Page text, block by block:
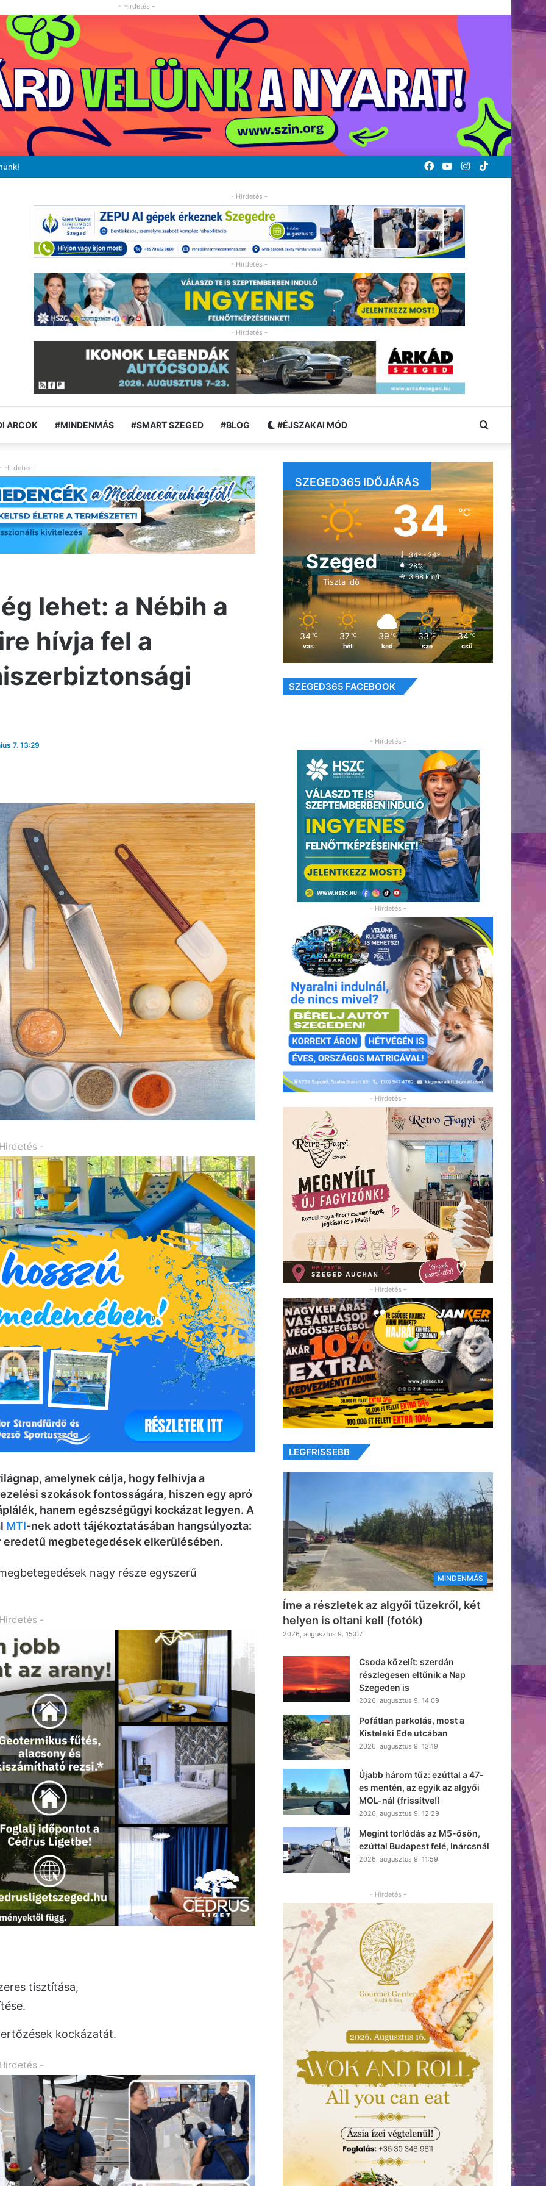
- Hirdetés -
TikTok
Instagram
YouTube
Facebook
- Hirdetés -
- Hirdetés -
- Hirdetés -
ARCOK #MINDENMÁS #SMART SZEGED #BLOG #ÉJSZAKAI MÓD Keresés:
- Hirdetés -
lehet: a Nébih a
hívja fel a
7. 13:29
-
amelynek célja, hogy felhívja a
szokások fontosságára, hiszen egy apró
hanem egészségügyi kockázat legyen. A
MTI-nek adott tájékoztatásában hangsúlyozta:
megbetegedések elkerülésében.
nagy része egyszerű
-
tisztítása,
kockázatát.
-
SZEGED365 IDŐJÁRÁS
Szeged
Tiszta idő
34℃
34º - 24º
28%
3.68 km/h
34 ℃
vas
37 ℃
hét
39 ℃
ked
33 ℃
sze
34 ℃
csü
SZEGED365 FACEBOOK
- Hirdetés -
- Hirdetés -
- Hirdetés -
- Hirdetés -
LEGFRISSEBB
MINDENMÁS
Íme a részletek az algyői tüzekről, két
helyen is oltani kell (fotók)
2026, augusztus 9. 15:07
Csoda közelít: szerdán
részlegesen eltűnik a Nap
Szegeden is
2026, augusztus 9. 14:09
Pofátlan parkolás, most a
Kisteleki Ede utcában
2026, augusztus 9. 13:19
Újabb három tűz: ezúttal a 47-
es mentén, az egyik az algyői
MOL-nál (frissítve!)
2026, augusztus 9. 12:29
Megint torlódás az M5-ösön,
ezúttal Budapest felé, Inárcsnál
2026, augusztus 9. 11:59
- Hirdetés -